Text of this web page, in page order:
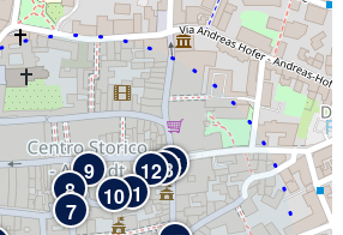
7
8
9 13
11
10
1214